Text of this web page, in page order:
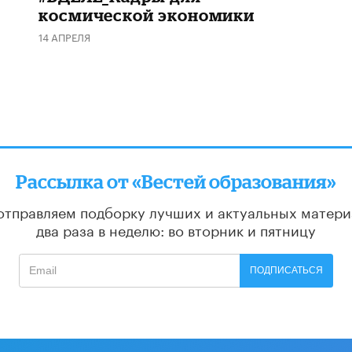
космической экономики
14 АПРЕЛЯ
Рассылка от «Вестей образования»
подборку лучших и актуальных
два раза в неделю: во вторник и пятницу
ПОДПИСАТЬСЯ